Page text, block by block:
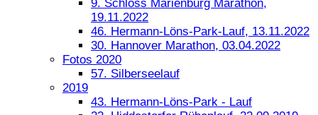
9. Schloss Marienburg Marathon,
19.11.2022
46. Hermann-Löns-Park-Lauf, 13.11.2022
30. Hannover Marathon, 03.04.2022
Fotos 2020
57. Silberseelauf
2019
43. Hermann-Löns-Park - Lauf